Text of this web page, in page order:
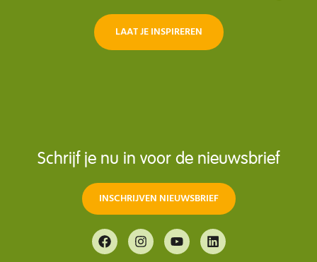
LAAT JE INSPIREREN
Schrijf je nu in voor de nieuwsbrief
INSCHRIJVEN NIEUWSBRIEF